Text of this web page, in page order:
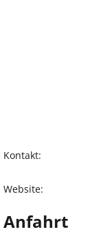
Kontakt:
Website:
Anfahrt